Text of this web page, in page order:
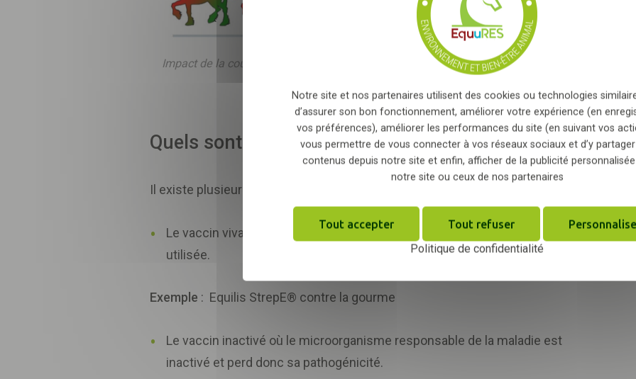
Impact de la couverture vaccinale sur la propagation d'une maladie. Crédit : Romain
Quels sont les types de vaccins ?
Il existe plusieurs technologies de vaccins :
Le vaccin vivant atténué où la version affaiblie de l’agent pathogène est
utilisée.
Exemple : Equilis StrepE® contre la gourme
Le vaccin inactivé où le microorganisme responsable de la maladie est
inactivé et perd donc sa pathogénicité.
relation commerciale qui peut en découler
Notre site et nos partenaires utilisent des cookies ou technologies
d’assurer son bon fonctionnement, améliorer votre expérience (en
vos préférences), améliorer les performances du site (en suivant vos
vous permettre de vous connecter à vos réseaux sociaux et d’y
contenus depuis notre site et enfin, afficher de la publicité
notre site ou ceux de nos partenaires
Tout accepter Tout refuser
Politique de confidentialité